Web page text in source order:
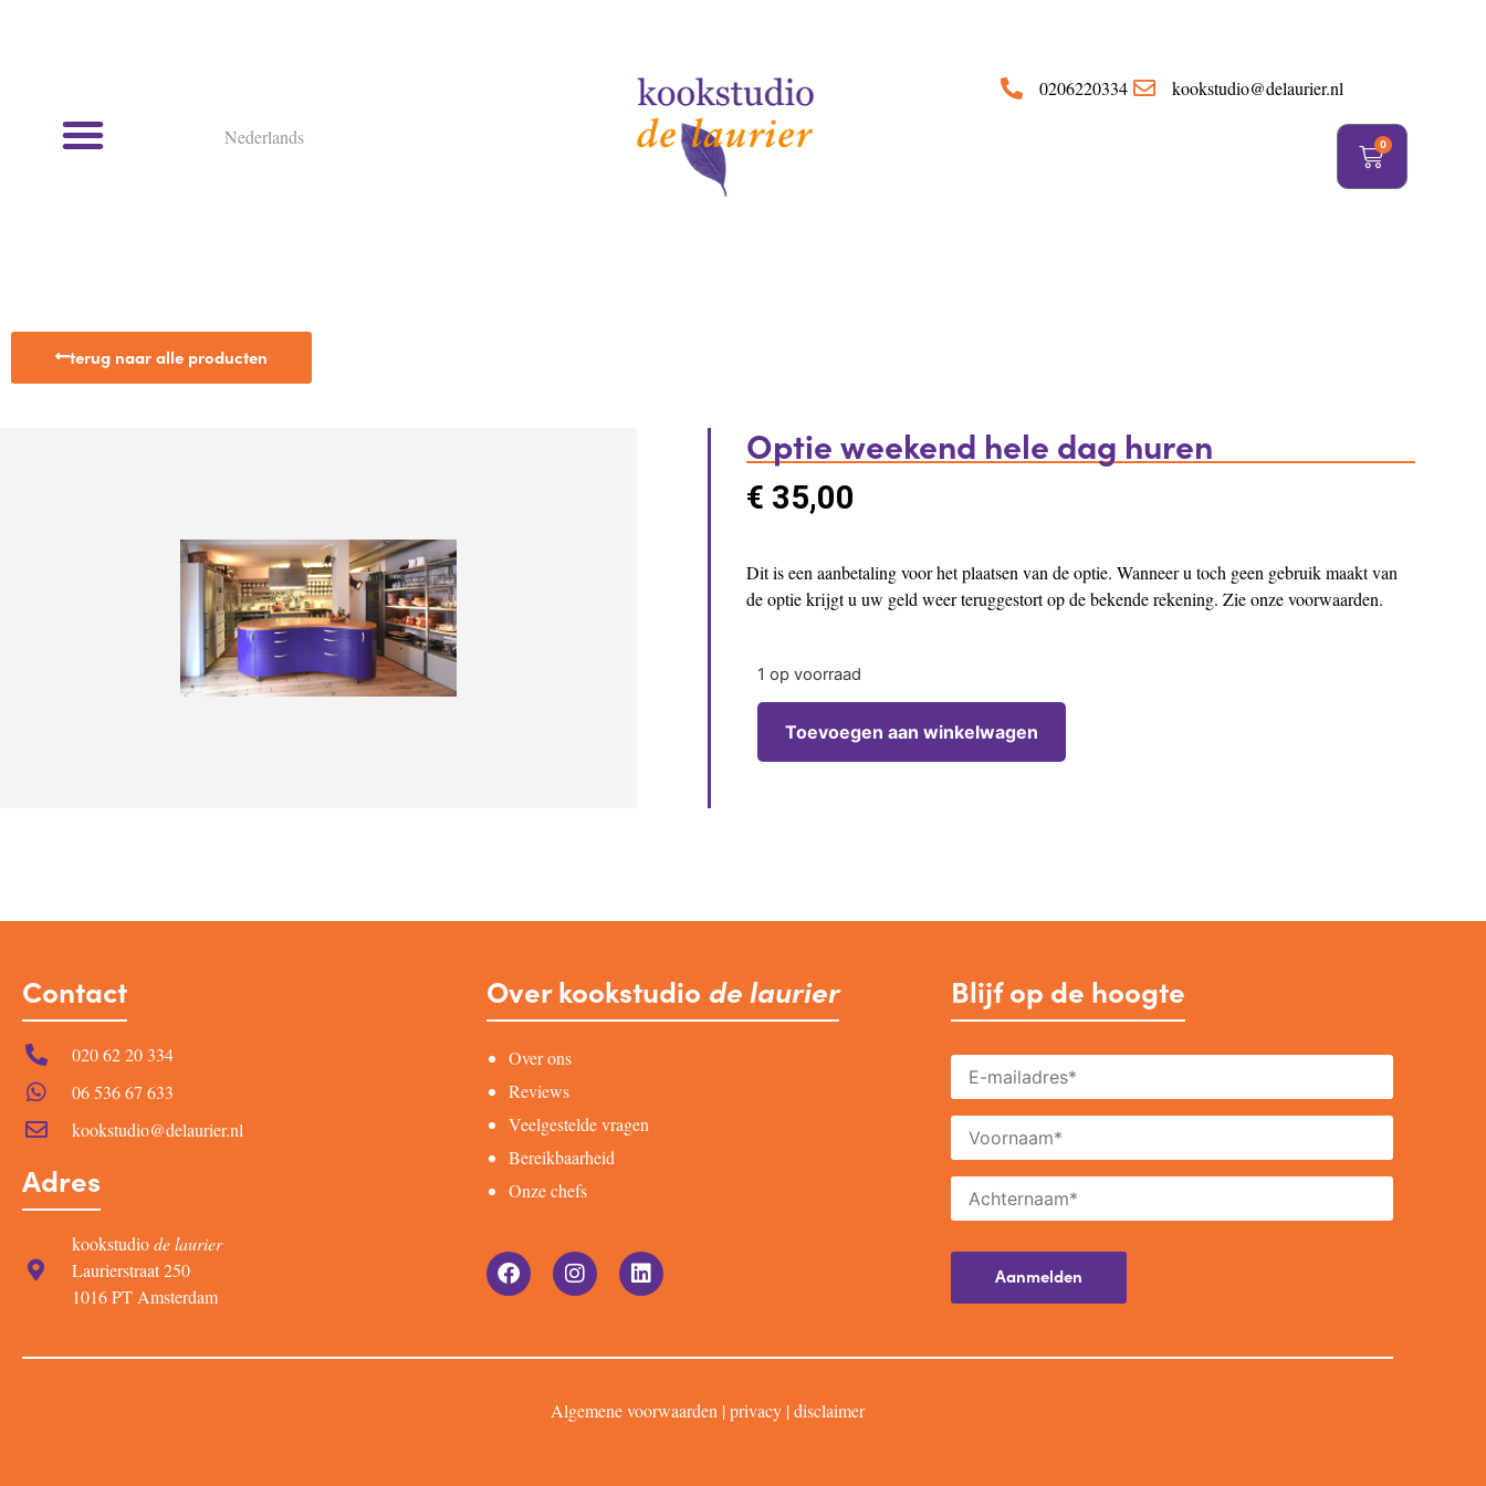
Nederlands
0206220334 kookstudio@delaurier.nl
0
terug naar alle producten
Optie weekend hele dag huren
€ 35,00
Dit is een aanbetaling voor het plaatsen van de optie. Wanneer u toch geen gebruik maakt van
de optie krijgt u uw geld weer teruggestort op de bekende rekening. Zie onze voorwaarden.
1 op voorraad
Toevoegen aan winkelwagen
Contact
020 62 20 334
06 536 67 633
kookstudio@delaurier.nl
Adres
kookstudiode laurier
Laurierstraat 250
1016 PT Amsterdam
Over kookstudio de laurier
Over ons
Reviews
Veelgestelde vragen
Bereikbaarheid
Onze chefs
Blijf op de hoogte
Algemene voorwaarden |privacy |disclaimer